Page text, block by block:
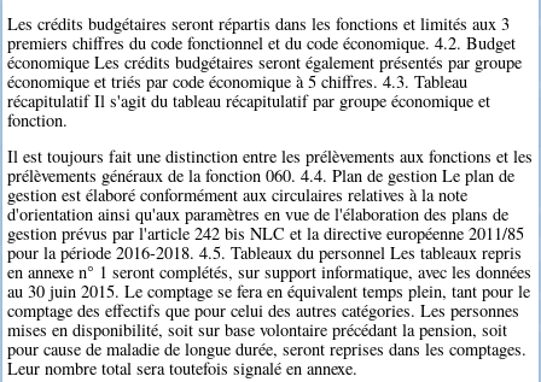
Les crédits budgétaires seront répartis dans les fonctions et limités aux 3
premiers chiffres du code fonctionnel et du code économique. 4.2. Budget
économique Les crédits budgétaires seront également présentés par groupe
économique et triés par code économique à 5 chiffres. 4.3. Tableau
récapitulatif Il s'agit du tableau récapitulatif par groupe économique et
fonction.
Il est toujours fait une distinction entre les prélèvements aux fonctions et les
prélèvements généraux de la fonction 060. 4.4. Plan de gestion Le plan de
gestion est élaboré conformément aux circulaires relatives à la note
d'orientation ainsi qu'aux paramètres en vue de l'élaboration des plans de
gestion prévus par l'article 242 bis NLC et la directive européenne 2011/85
pour la période 2016-2018. 4.5. Tableaux du personnel Les tableaux repris
en annexe n° 1 seront complétés, sur support informatique, avec les données
au 30 juin 2015. Le comptage se fera en équivalent temps plein, tant pour le
comptage des effectifs que pour celui des autres catégories. Les personnes
mises en disponibilité, soit sur base volontaire précédant la pension, soit
pour cause de maladie de longue durée, seront reprises dans les comptages.
Leur nombre total sera toutefois signalé en annexe.